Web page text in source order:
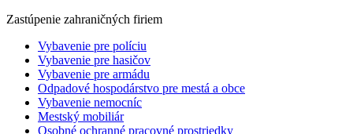
Zastúpenie zahraničných firiem
Vybavenie pre políciu
Vybavenie pre hasičov
Vybavenie pre armádu
Odpadové hospodárstvo pre mestá a obce
Vybavenie nemocníc
Mestský mobiliár
Osobné ochranné pracovné prostriedky